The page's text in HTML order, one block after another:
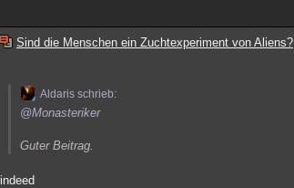
Sind die Menschen ein Zuchtexperiment von Aliens?
Aldaris schrieb:
@Monasteriker
Guter Beitrag.
indeed